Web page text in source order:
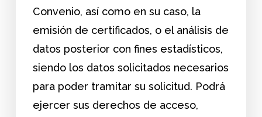
Convenio, así como en su caso, la
emisión de certificados, o el análisis de
datos posterior con fines estadísticos,
siendo los datos solicitados necesarios
para poder tramitar su solicitud. Podrá
ejercer sus derechos de acceso,